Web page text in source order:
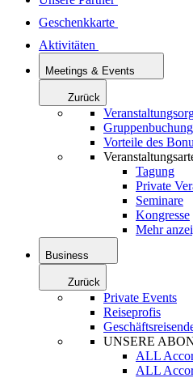
Geschenkkarte
Aktivitäten
Meetings & Events
Zurück
Vorteile des
Tagung
Private
Seminare
Kongresse
Mehr
Business
Zurück
Private Events
Reiseprofis
UNSERE
ALL
ALL